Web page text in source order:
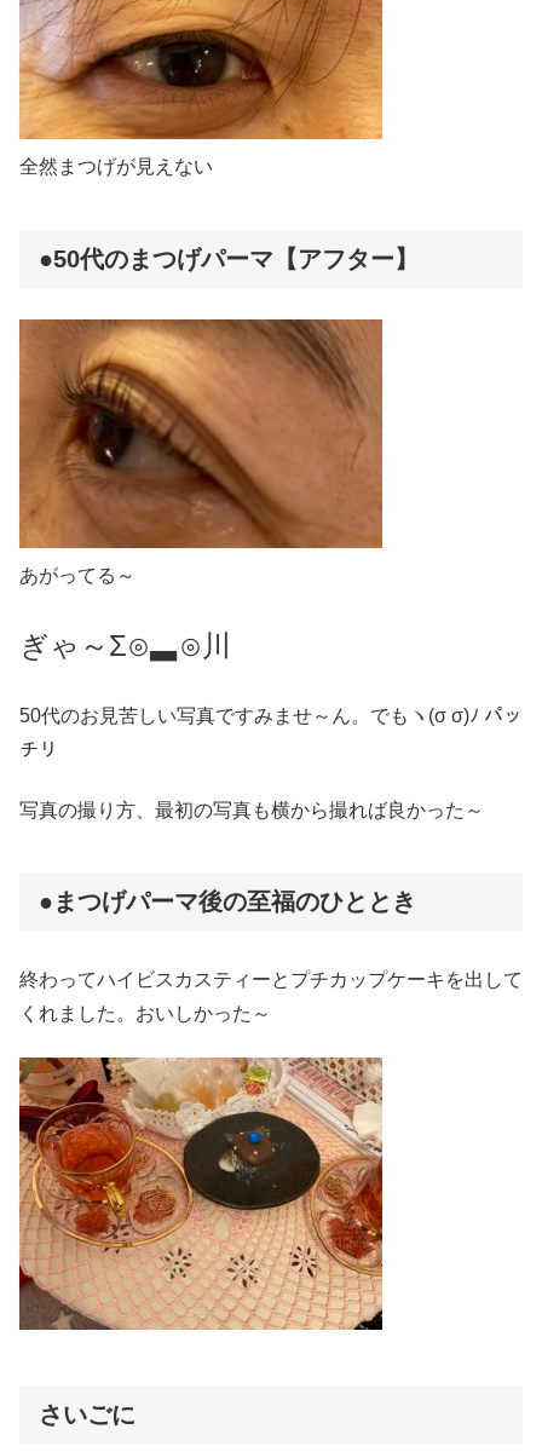
全然まつげが見えない
●50代のまつげパーマ【アフター】
あがってる～
ぎゃ～ Σ⊙▃⊙ 川
50代のお見苦しい写真ですみませ～ん。でもヽ(σ σ)ﾉ パッ
チリ
写真の撮り方、最初の写真も横から撮れば良かった～
●まつげパーマ後の至福のひととき
終わってハイビスカスティーとプチカップケーキを出して
くれました。おいしかった～
さいごに